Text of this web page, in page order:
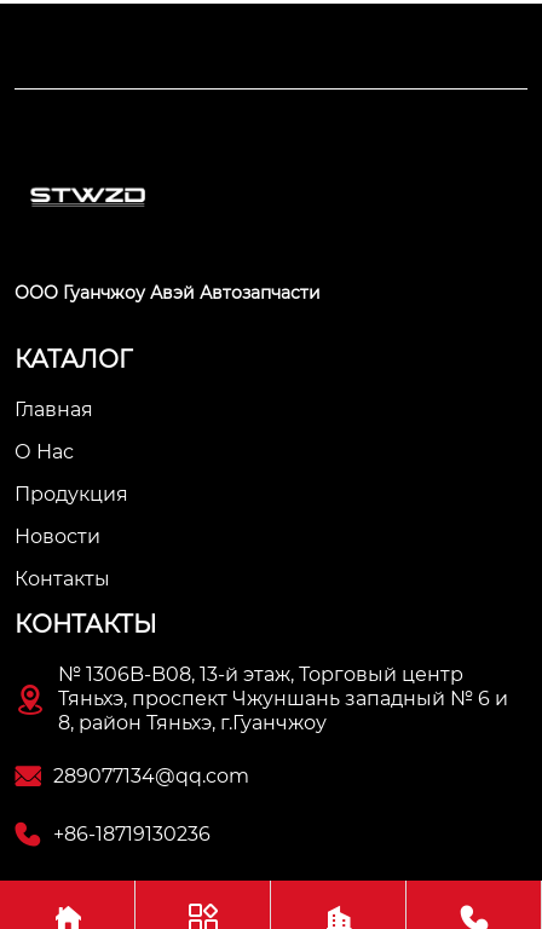
ООО Гуанчжоу Авэй Автозапчасти
КАТАЛОГ
Главная
О Нас
Продукция
Новости
Контакты
КОНТАКТЫ

№ 1306B-B08, 13-й этаж, Торговый центр
Тяньхэ, проспект Чжуншань западный № 6 и
8, район Тяньхэ, г.Гуанчжоу
 289077134@qq.com
 +86-18719130236
   